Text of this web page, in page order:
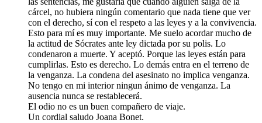
cárcel, no hubiera ningún comentario que nada tiene que ver
con el derecho, sí con el respeto a las leyes y a la convivencia.
Esto para mí es muy importante. Me suelo acordar mucho de
la actitud de Sócrates ante ley dictada por su polis. Lo
condenaron a muerte. Y aceptó. Porque las leyes están para
cumplirlas. Esto es derecho. Lo demás entra en el terreno de
la venganza. La condena del asesinato no implica venganza.
No tengo en mi interior ningun ánimo de venganza. La
ausencia nunca se restablecerá.
El odio no es un buen compañero de viaje.
Un cordial saludo Joana Bonet.